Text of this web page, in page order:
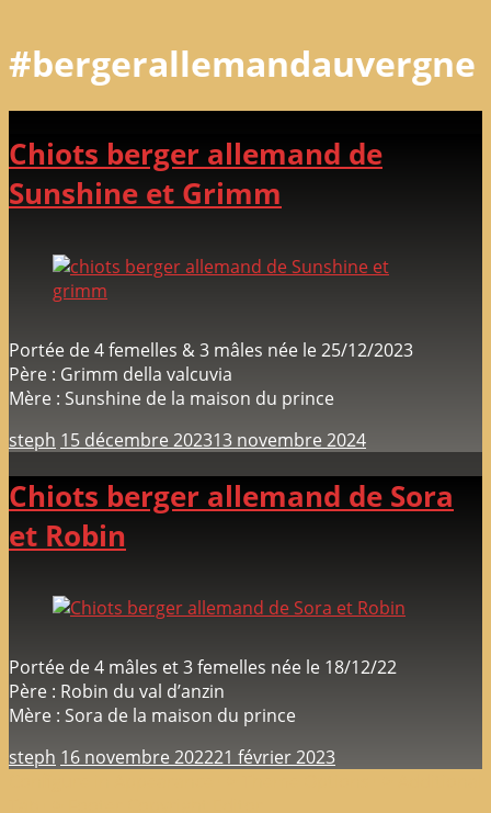
#bergerallemandauvergne
Chiots berger allemand de
Sunshine et Grimm
Portée de 4 femelles & 3 mâles née le 25/12/2023
Père : Grimm della valcuvia
Mère : Sunshine de la maison du prince
steph 15 décembre 202313 novembre 2024
Chiots berger allemand de Sora
et Robin
Portée de 4 mâles et 3 femelles née le 18/12/22
Père : Robin du val d’anzin
Mère : Sora de la maison du prince
steph 16 novembre 202221 février 2023